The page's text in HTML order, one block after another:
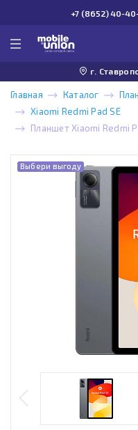
+7 (8652) 40-
г.
Главная Каталог
Xiaomi Redmi Pad SE
Планшет Xiaomi Redmi
Выбери выгоду